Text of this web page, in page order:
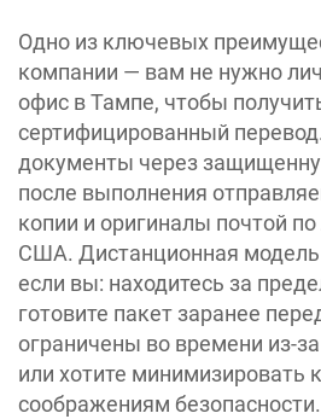
Одно из ключевых
компании — вам не нужно
офис в Тампе, чтобы
сертифицированный
документы через
после выполнения
копии и оригиналы почтой
США. Дистанционная модель
если вы: находитесь за
готовите пакет заранее
ограничены во времени из-
или хотите минимизировать
соображениям